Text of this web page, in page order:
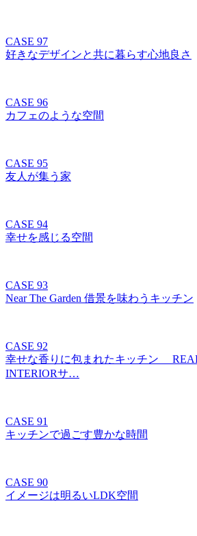
CASE 97
好きなデザインと共に暮らす心地良さ
CASE 96
カフェのような空間
CASE 95
友人が集う家
CASE 94
幸せを感じる空間
CASE 93
Near The Garden 借景を味わうキッチン
CASE 92
幸せな香りに包まれたキッチン
INTERIORサ…
CASE 91
キッチンで過ごす豊かな時間
CASE 90
イメージは明るいLDK空間